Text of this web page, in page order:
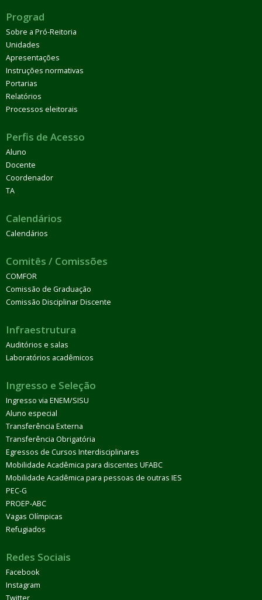
Prograd
Sobre a Pró-Reitoria
Unidades
Apresentações
Instruções normativas
Portarias
Relatórios
Processos eleitorais
Perfis de Acesso
Aluno
Docente
Coordenador
TA
Calendários
Calendários
Comitês / Comissões
COMFOR
Comissão de Graduação
Comissão Disciplinar Discente
Infraestrutura
Auditórios e salas
Laboratórios acadêmicos
Ingresso e Seleção
Ingresso via ENEM/SISU
Aluno especial
Transferência Externa
Transferência Obrigatória
Egressos de Cursos Interdisciplinares
Mobilidade Acadêmica para discentes UFABC
Mobilidade Acadêmica para pessoas de outras IES
PEC-G
PROEP-ABC
Vagas Olímpicas
Refugiados
Redes Sociais
Facebook
Instagram
Twitter